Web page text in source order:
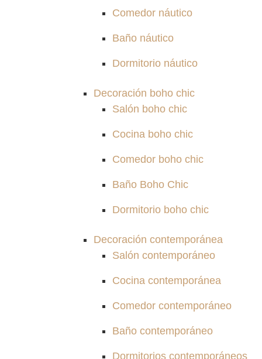
Comedor náutico
Baño náutico
Dormitorio náutico
Decoración boho chic
Salón boho chic
Cocina boho chic
Comedor boho chic
Baño Boho Chic
Dormitorio boho chic
Decoración contemporánea
Salón contemporáneo
Cocina contemporánea
Comedor contemporáneo
Baño contemporáneo
Dormitorios contemporáneos